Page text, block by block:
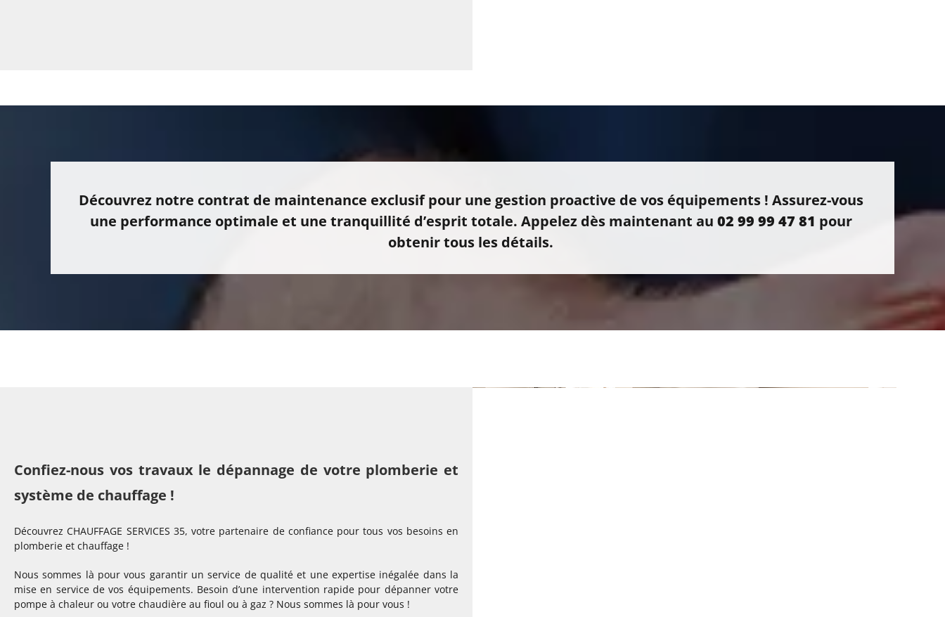
Découvrez notre contrat de maintenance exclusif pour une gestion proactive de vos équipements ! Assurez-vous
une performance optimale et une tranquillité d’esprit totale. Appelez dès maintenant au 02 99 99 47 81 pour
obtenir tous les détails.
Confiez-nous vos travaux le dépannage de votre plomberie et
système de chauffage !
Découvrez CHAUFFAGE SERVICES 35, votre partenaire de confiance pour tous vos besoins en
plomberie et chauffage !
Nous sommes là pour vous garantir un service de qualité et une expertise inégalée dans la
mise en service de vos équipements. Besoin d’une intervention rapide pour dépanner votre
pompe à chaleur ou votre chaudière au fioul ou à gaz ? Nous sommes là pour vous !